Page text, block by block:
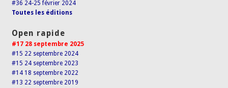
#36 24-25 février 2024
Toutes les éditions
Open rapide
#17 28 septembre 2025
#15 22 septembre 2024
#15 24 septembre 2023
#14 18 septembre 2022
#13 22 septembre 2019